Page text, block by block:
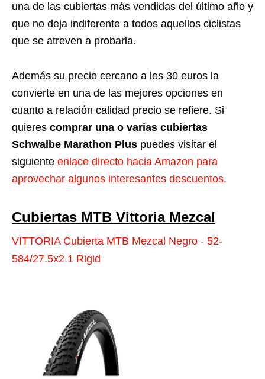
una de las cubiertas más vendidas del último año y
que no deja indiferente a todos aquellos ciclistas
que se atreven a probarla.
Además su precio cercano a los 30 euros la
convierte en una de las mejores opciones en
cuanto a relación calidad precio se refiere. Si
quieres comprar una o varias cubiertas
Schwalbe Marathon Plus puedes visitar el
siguiente enlace directo hacia Amazon para
aprovechar algunos interesantes descuentos.
Cubiertas MTB Vittoria Mezcal
VITTORIA Cubierta MTB Mezcal Negro - 52-
584/27.5x2.1 Rigid